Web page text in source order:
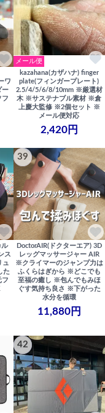
ワ
ー
フ
メール便
kazahana(カザハナ) finger
plate(フィンガープレート)
2.5/4/5/6/8/10mm ※厳選材
木 ※サステナブル素材 ※倉
上慶大監修 ※2個セット ※
メール便対応
2,420円
ル
ス
た
フ
39
DoctorAIR(ドクターエア) 3D
レッグマッサージャー AIR
※クライマーのジャンプ力は
ふくらはぎから ※どこでも
至福の癒し ※包んでもみほ
ぐす気持ち良さ ※下がった
水分を循環
11,880円
42